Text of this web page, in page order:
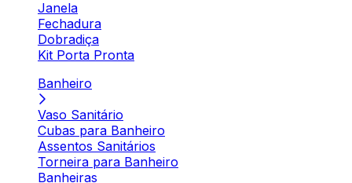
Janela
Fechadura
Dobradiça
Kit Porta Pronta
Banheiro
Vaso Sanitário
Cubas para Banheiro
Assentos Sanitários
Torneira para Banheiro
Banheiras